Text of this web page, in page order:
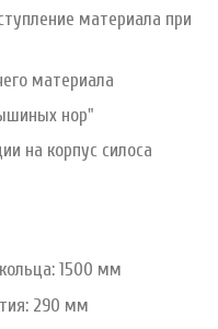
материала при
материала
нор"
на корпус силоса
1500 мм
290 мм